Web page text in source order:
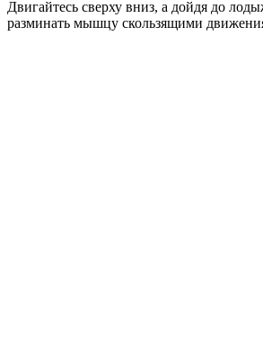
Двигайтесь сверху вниз, а дойдя до
разминать мышцу скользящими